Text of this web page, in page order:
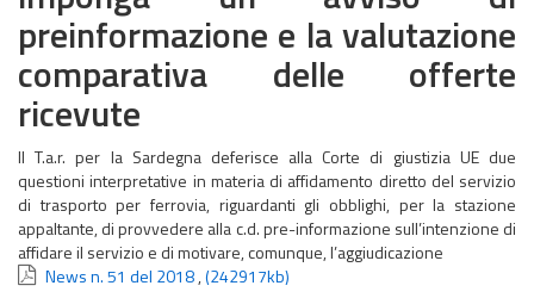
preinformazione e la valutazione
comparativa delle offerte
ricevute
Il T.a.r. per la Sardegna deferisce alla Corte di giustizia UE due
questioni interpretative in materia di affidamento diretto del servizio
di trasporto per ferrovia, riguardanti gli obblighi, per la stazione
appaltante, di provvedere alla c.d. pre-informazione sull’intenzione di
affidare il servizio e di motivare, comunque, l’aggiudicazione
News n. 51 del 2018,(242917kb)